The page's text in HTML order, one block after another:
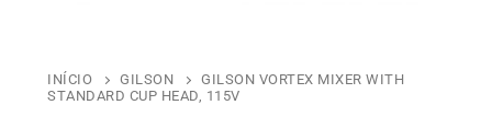
INÍCIO GILSON
GILSON VORTEX MIXER WITH
STANDARD CUP HEAD, 115V